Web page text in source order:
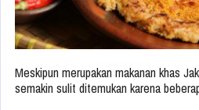
Meskipun merupakan makanan khas
semakin sulit ditemukan karena